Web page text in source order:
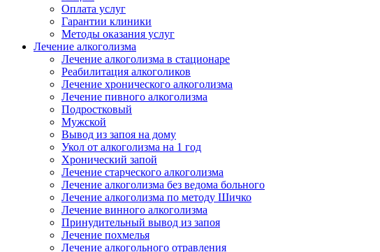
Оплата услуг
Гарантии клиники
Методы оказания услуг
Лечение алкоголизма
Лечение алкоголизма в стационаре
Реабилитация алкоголиков
Лечение хронического алкоголизма
Лечение пивного алкоголизма
Подростковый
Мужской
Вывод из запоя на дому
Укол от алкоголизма на 1 год
Хронический запой
Лечение старческого алкоголизма
Лечение алкоголизма без ведома больного
Лечение алкоголизма по методу Шичко
Лечение винного алкоголизма
Принудительный вывод из запоя
Лечение похмелья
Лечение алкогольного отравления